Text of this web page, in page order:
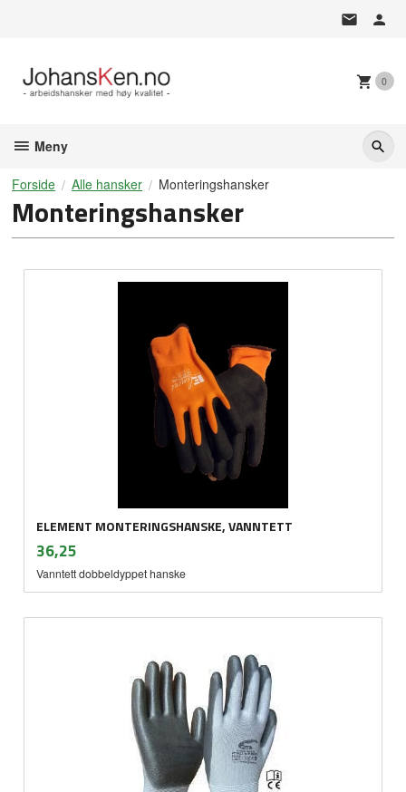
0
Meny
Forside Alle hansker Monteringshansker
Monteringshansker
ELEMENT MONTERINGSHANSKE, VANNTETT
Pris
36,25
Vanntett dobbeldyppet hanske